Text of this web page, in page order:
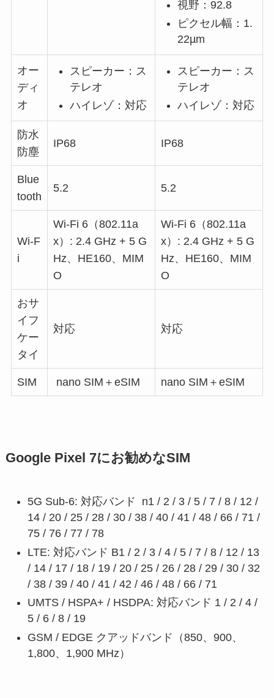
視野：92.8
ピクセル幅：1.
22µm
オー
ディ
オ
スピーカー：ス
テレオ
ハイレゾ：対応
スピーカー：ス
テレオ
ハイレゾ：対応
防水
防塵
IP68 IP68
Blue
tooth
5.2 5.2
Wi-F
i
Wi-Fi 6（802.11a
x）: 2.4 GHz + 5 G
Hz、HE160、MIM
O
Wi-Fi 6（802.11a
x）: 2.4 GHz + 5 G
Hz、HE160、MIM
O
おサ
イフ
ケー
タイ
対応 対応
SIM nano SIM＋eSIM nano SIM＋eSIM
Google Pixel 7にお勧めなSIM
5G Sub-6: 対応バンド n1 / 2 / 3 / 5 / 7 / 8 / 12 /
14 / 20 / 25 / 28 / 30 / 38 / 40 / 41 / 48 / 66 / 71 /
75 / 76 / 77 / 78
LTE: 対応バンド B1 / 2 / 3 / 4 / 5 / 7 / 8 / 12 / 13
/ 14 / 17 / 18 / 19 / 20 / 25 / 26 / 28 / 29 / 30 / 32
/ 38 / 39 / 40 / 41 / 42 / 46 / 48 / 66 / 71
UMTS / HSPA+ / HSDPA: 対応バンド 1 / 2 / 4 /
5 / 6 / 8 / 19
GSM / EDGE クアッドバンド（850、900、
1,800、1,900 MHz）